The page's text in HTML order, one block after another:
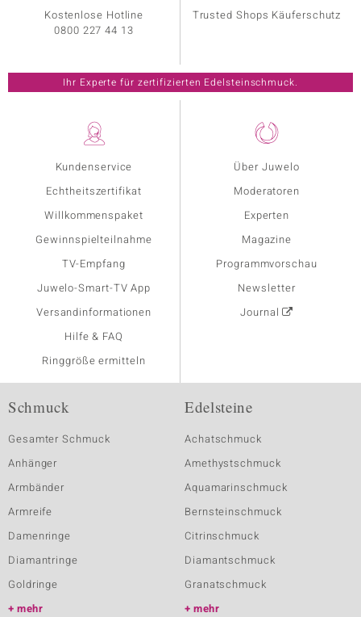
Kundenservice
Echtheitszertifikat
Willkommenspaket
Gewinnspielteilnahme
TV-Empfang
Juwelo-Smart-TV App
Versandinformationen
Hilfe & FAQ
Ringgröße ermitteln
Über Juwelo
Moderatoren
Experten
Magazine
Programmvorschau
Newsletter
Journal
Kostenlose Hotline
0800 227 44 13
Trusted Shops Käuferschutz
Ihr Experte für zertifizierten Edelsteinschmuck.
Schmuck
Gesamter Schmuck
Anhänger
Armbänder
Armreife
Damenringe
Diamantringe
Goldringe
mehr
Edelsteine
Achatschmuck
Amethystschmuck
Aquamarinschmuck
Bernsteinschmuck
Citrinschmuck
Diamantschmuck
Granatschmuck
mehr